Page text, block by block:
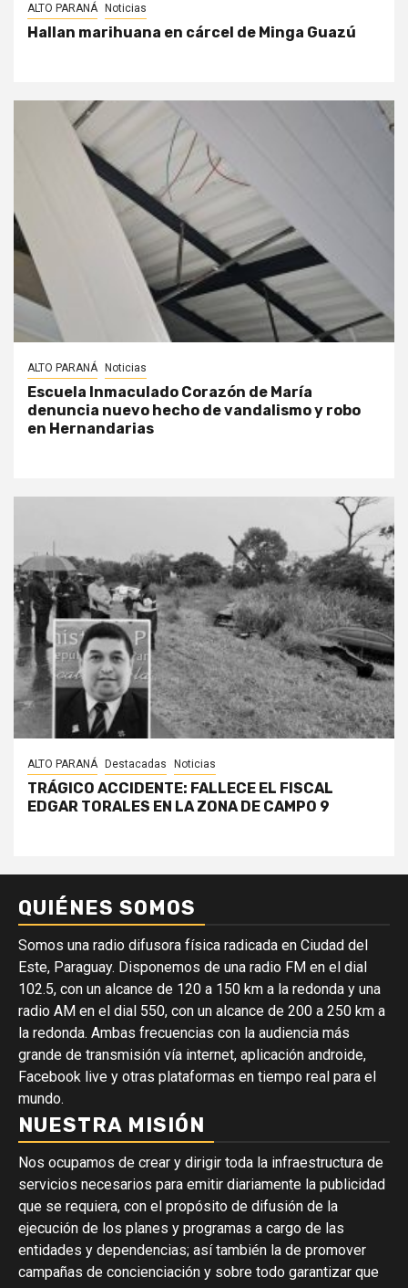
ALTO PARANÁ Noticias
Hallan marihuana en cárcel de Minga Guazú
ALTO PARANÁ Noticias
Escuela Inmaculado Corazón de María
denuncia nuevo hecho de vandalismo y robo
en Hernandarias
ALTO PARANÁ Destacadas Noticias
TRÁGICO ACCIDENTE: FALLECE EL FISCAL
EDGAR TORALES EN LA ZONA DE CAMPO 9
QUIÉNES SOMOS
Somos una radio difusora física radicada en Ciudad del
Este, Paraguay. Disponemos de una radio FM en el dial
102.5, con un alcance de 120 a 150 km a la redonda y una
radio AM en el dial 550, con un alcance de 200 a 250 km a
la redonda. Ambas frecuencias con la audiencia más
grande de transmisión vía internet, aplicación androide,
Facebook live y otras plataformas en tiempo real para el
mundo.
NUESTRA MISIÓN
Nos ocupamos de crear y dirigir toda la infraestructura de
servicios necesarios para emitir diariamente la publicidad
que se requiera, con el propósito de difusión de la
ejecución de los planes y programas a cargo de las
entidades y dependencias; así también la de promover
campañas de concienciación y sobre todo garantizar que